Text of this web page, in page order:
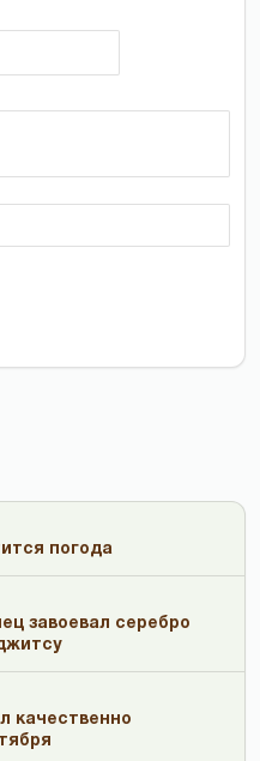
погода
завоевал серебро
качественно